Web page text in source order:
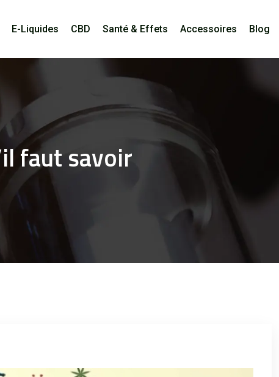
E-Liquides CBD Santé & Effets Accessoires Blog
faut savoir